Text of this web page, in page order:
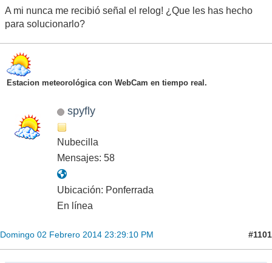
A mi nunca me recibió señal el relog! ¿Que les has hecho
para solucionarlo?
Estacion meteorológica con WebCam en tiempo real.
spyfly
Nubecilla
Mensajes: 58
Ubicación: Ponferrada
En línea
Domingo 02 Febrero 2014 23:29:10 PM #1101